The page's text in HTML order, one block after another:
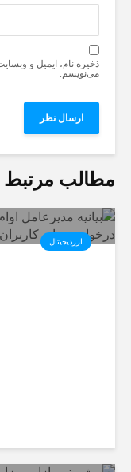
ذخیره نام، ایمیل و
می‌نویسم.
مطالب مرتبط
ارزدیجیتال